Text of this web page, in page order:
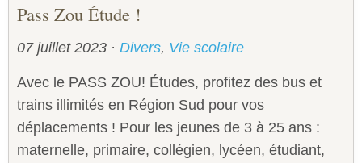
Pass Zou Étude !
07 juillet 2023 · Divers, Vie scolaire
Avec le PASS ZOU! Études, profitez des bus et
trains illimités en Région Sud pour vos
déplacements ! Pour les jeunes de 3 à 25 ans :
maternelle, primaire, collégien, lycéen, étudiant,